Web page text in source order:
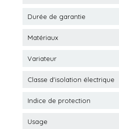
Durée de garantie
Matériaux
Variateur
Classe d'isolation électrique
Indice de protection
Usage